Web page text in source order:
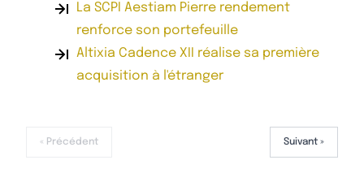
La SCPI Aestiam Pierre rendement
renforce son portefeuille
Altixia Cadence XII réalise sa première
acquisition à l'étranger
« Précédent Suivant »